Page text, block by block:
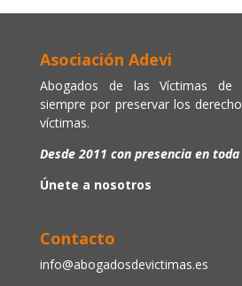
Asociación Adevi
Abogados de las Víctimas de
siempre por preservar los
víctimas.
Desde 2011 con presencia en toda
Únete a nosotros
Contacto
info@abogadosdevictimas.es